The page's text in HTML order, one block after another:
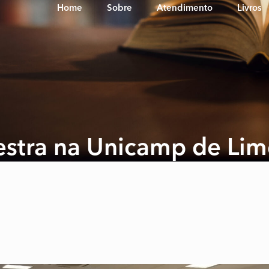
Home Sobre Atendimento Livros
na Unicamp de